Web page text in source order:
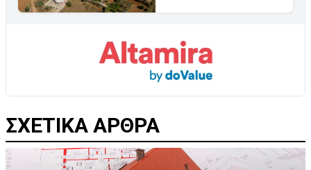
ΣΧΕΤΙΚΑ ΑΡΘΡΑ